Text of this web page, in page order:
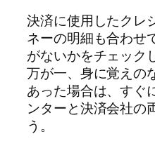
決済に使用したクレ
ネーの明細も合わせ
がないかをチェック
万が一、身に覚えの
あった場合は、すぐ
ンターと決済会社の
う。